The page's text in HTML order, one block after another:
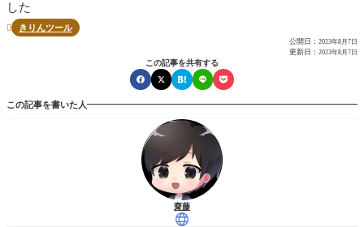
した
 きりんツール
公開日： 2023年8月7日
更新日： 2023年8月7日
この記事を共有する
この記事を書いた人
齋藤